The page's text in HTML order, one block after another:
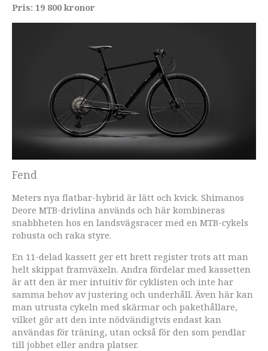
Pris: 19 800 kronor
Fend
Meters nya flatbar-hybrid är lätt och kvick. Shimanos
Deore MTB-drivlina används och här kombineras
snabbheten hos en landsvägsracer med en MTB-cykels
robusta och raka styre.
En 11-delad kassett ger ett brett register trots att man
helt skippat framväxeln. Andra fördelar med kassetten
är att den är mer intuitiv för cyklisten och inte har
samma behov av justering och underhåll. Även här kan
man utrusta cykeln med skärmar och pakethållare,
vilket gör att den inte nödvändigtvis endast kan
användas för träning, utan också för den som pendlar
till jobbet eller andra platser.